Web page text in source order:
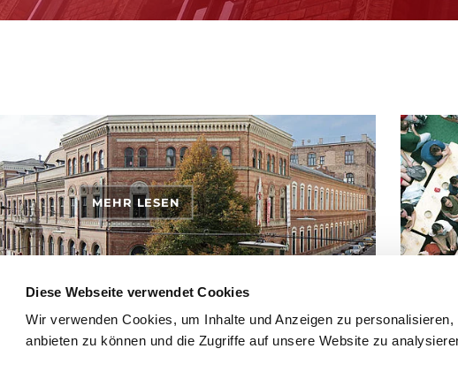
Diese Webseite verwendet Cookies
Wir verwenden Cookies, um Inhalte und Anzeigen zu
anbieten zu können und die Zugriffe auf unsere Website zu
MEHR LESEN
Häufige
hier.